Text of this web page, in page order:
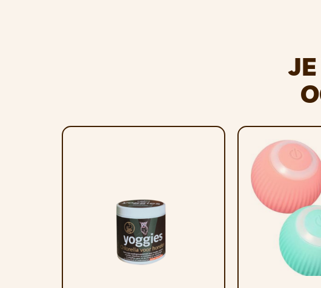
Indien nodig kan het kussen worden gereinigd met
Eco
voor honden en katten